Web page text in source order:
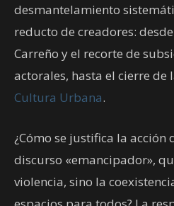
desmantelamiento
reducto de creadores:
Carreño y el recorte de
actorales, hasta el cierre de
Cultura Urbana.
¿Cómo se justifica la acción
discurso «emancipador»,
violencia, sino la